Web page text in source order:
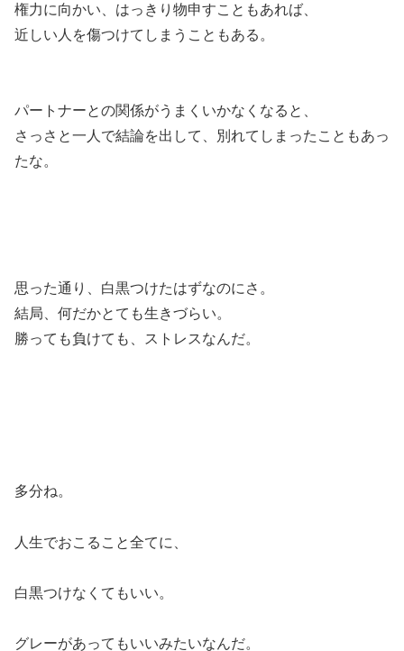
権力に向かい、はっきり物申すこともあれば、
近しい人を傷つけてしまうこともある。
パートナーとの関係がうまくいかなくなると、
さっさと一人で結論を出して、別れてしまったこともあっ
たな。
思った通り、白黒つけたはずなのにさ。
結局、何だかとても生きづらい。
勝っても負けても、ストレスなんだ。
多分ね。
人生でおこること全てに、
白黒つけなくてもいい。
グレーがあってもいいみたいなんだ。